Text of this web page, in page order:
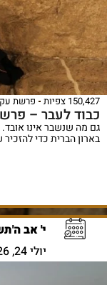
150,427 צפיות פרשת
כבוד לעבר –
גם מה שנשבר אינו
בארון הברית כדי
י' אב
יולי 24, 2026